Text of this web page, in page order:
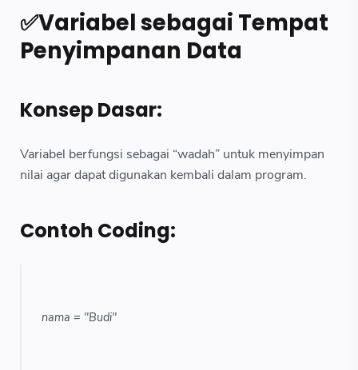
✅Variabel sebagai Tempat
Penyimpanan Data
Konsep Dasar:
Variabel berfungsi sebagai “wadah” untuk menyimpan
nilai agar dapat digunakan kembali dalam program.
Contoh Coding:
nama = "Budi"